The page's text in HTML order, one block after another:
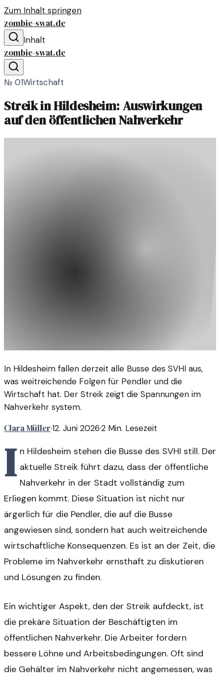
Zum Inhalt springen
zombie-swat.de
Inhalt
zombie-swat.de
№ 01Wirtschaft
Streik in Hildesheim: Auswirkungen
auf den öffentlichen Nahverkehr
In Hildesheim fallen derzeit alle Busse des SVHI aus,
was weitreichende Folgen für Pendler und die
Wirtschaft hat. Der Streik zeigt die Spannungen im
Nahverkehr system.
Clara Müller·12. Juni 2026·2 Min. Lesezeit
I n Hildesheim stehen die Busse des SVHI still. Der
aktuelle Streik führt dazu, dass der öffentliche
Nahverkehr in der Stadt vollständig zum
Erliegen kommt. Diese Situation ist nicht nur
ärgerlich für die Pendler, die auf die Busse
angewiesen sind, sondern hat auch weitreichende
wirtschaftliche Konsequenzen. Es ist an der Zeit, die
Probleme im Nahverkehr ernsthaft zu diskutieren
und Lösungen zu finden.
Ein wichtiger Aspekt, den der Streik aufdeckt, ist
die prekäre Situation der Beschäftigten im
öffentlichen Nahverkehr. Die Arbeiter fordern
bessere Löhne und Arbeitsbedingungen. Oft sind
die Gehälter im Nahverkehr nicht angemessen, was